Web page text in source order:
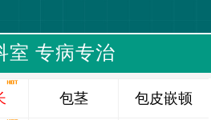
室 专病专治
包茎 包皮嵌顿